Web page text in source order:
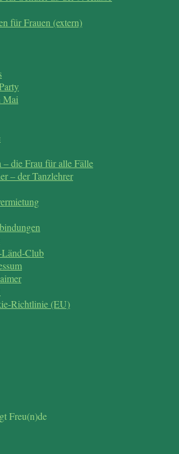
für Frauen (extern)
Mai
– die Frau für alle Fälle
– der Tanzlehrer
Länd-Club
Richtlinie (EU)
Freu(n)de